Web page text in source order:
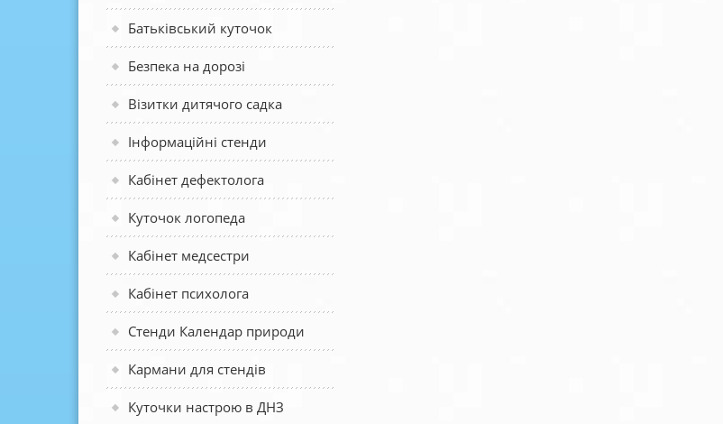
Батьківський куточок
Безпека на дорозі
Візитки дитячого садка
Інформаційні стенди
Кабінет дефектолога
Куточок логопеда
Кабінет медсестри
Кабінет психолога
Стенди Календар природи
Кармани для стендів
Куточки настрою в ДНЗ